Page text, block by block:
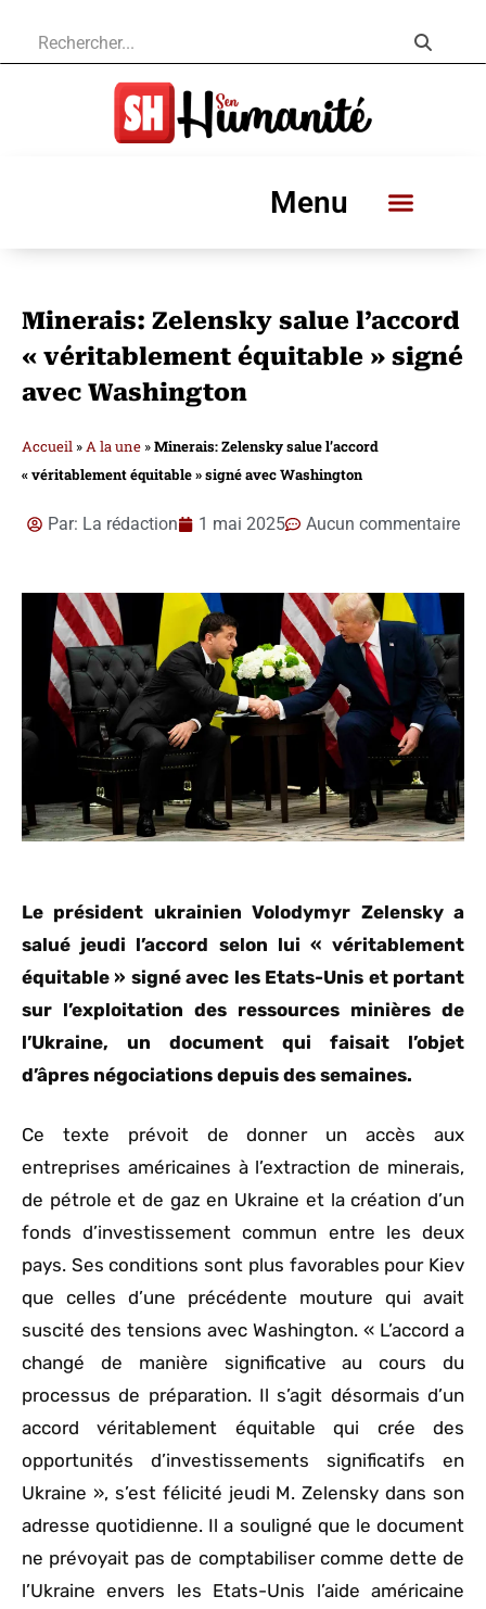
Menu
Minerais: Zelensky salue l’accord
« véritablement équitable » signé
avec Washington
Accueil »A la une »Minerais: Zelensky salue l’accord
« véritablement équitable » signé avec Washington
Par: La rédaction 1 mai 2025 Aucun commentaire
Le président ukrainien Volodymyr Zelensky a
salué jeudi l’accord selon lui « véritablement
équitable » signé avec les Etats-Unis et portant
sur l’exploitation des ressources minières de
l’Ukraine, un document qui faisait l’objet
d’âpres négociations depuis des semaines.
Ce texte prévoit de donner un accès aux
entreprises américaines à l’extraction de minerais,
de pétrole et de gaz en Ukraine et la création d’un
fonds d’investissement commun entre les deux
pays. Ses conditions sont plus favorables pour Kiev
que celles d’une précédente mouture qui avait
suscité des tensions avec Washington. « L’accord a
changé de manière significative au cours du
processus de préparation. Il s’agit désormais d’un
accord véritablement équitable qui crée des
opportunités d’investissements significatifs en
Ukraine », s’est félicité jeudi M. Zelensky dans son
adresse quotidienne. Il a souligné que le document
ne prévoyait pas de comptabiliser comme dette de
l’Ukraine envers les Etats-Unis l’aide américaine